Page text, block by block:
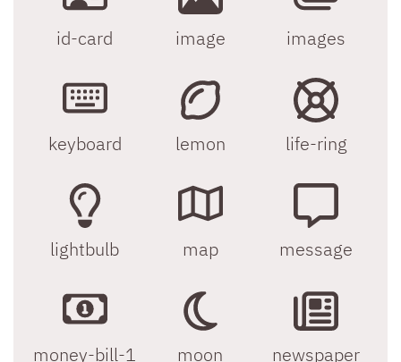
id-card image images
keyboard lemon life-ring
lightbulb map message
money-bill-1 moon newspaper